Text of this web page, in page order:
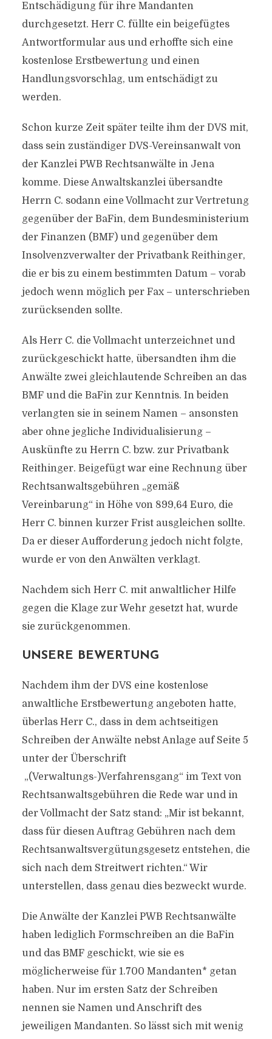
Entschädigung für ihre Mandanten
durchgesetzt. Herr C. füllte ein beigefügtes
Antwortformular aus und erhoffte sich eine
kostenlose Erstbewertung und einen
Handlungsvorschlag, um entschädigt zu
werden.
Schon kurze Zeit später teilte ihm der DVS mit,
dass sein zuständiger DVS-Vereinsanwalt von
der Kanzlei PWB Rechtsanwälte in Jena
komme. Diese Anwaltskanzlei übersandte
Herrn C. sodann eine Vollmacht zur Vertretung
gegenüber der BaFin, dem Bundesministerium
der Finanzen (BMF) und gegenüber dem
Insolvenzverwalter der Privatbank Reithinger,
die er bis zu einem bestimmten Datum – vorab
jedoch wenn möglich per Fax – unterschrieben
zurücksenden sollte.
Als Herr C. die Vollmacht unterzeichnet und
zurückgeschickt hatte, übersandten ihm die
Anwälte zwei gleichlautende Schreiben an das
BMF und die BaFin zur Kenntnis. In beiden
verlangten sie in seinem Namen – ansonsten
aber ohne jegliche Individualisierung –
Auskünfte zu Herrn C. bzw. zur Privatbank
Reithinger. Beigefügt war eine Rechnung über
Rechtsanwaltsgebühren „gemäß
Vereinbarung“ in Höhe von 899,64 Euro, die
Herr C. binnen kurzer Frist ausgleichen sollte.
Da er dieser Aufforderung jedoch nicht folgte,
wurde er von den Anwälten verklagt.
Nachdem sich Herr C. mit anwaltlicher Hilfe
gegen die Klage zur Wehr gesetzt hat, wurde
sie zurückgenommen.
UNSERE BEWERTUNG
Nachdem ihm der DVS eine kostenlose
anwaltliche Erstbewertung angeboten hatte,
überlas Herr C., dass in dem achtseitigen
Schreiben der Anwälte nebst Anlage auf Seite 5
unter der Überschrift
„(Verwaltungs-)Verfahrensgang“ im Text von
Rechtsanwaltsgebühren die Rede war und in
der Vollmacht der Satz stand: „Mir ist bekannt,
dass für diesen Auftrag Gebühren nach dem
Rechtsanwaltsvergütungsgesetz entstehen, die
sich nach dem Streitwert richten.“ Wir
unterstellen, dass genau dies bezweckt wurde.
Die Anwälte der Kanzlei PWB Rechtsanwälte
haben lediglich Formschreiben an die BaFin
und das BMF geschickt, wie sie es
möglicherweise für 1.700 Mandanten* getan
haben. Nur im ersten Satz der Schreiben
nennen sie Namen und Anschrift des
jeweiligen Mandanten. So lässt sich mit wenig